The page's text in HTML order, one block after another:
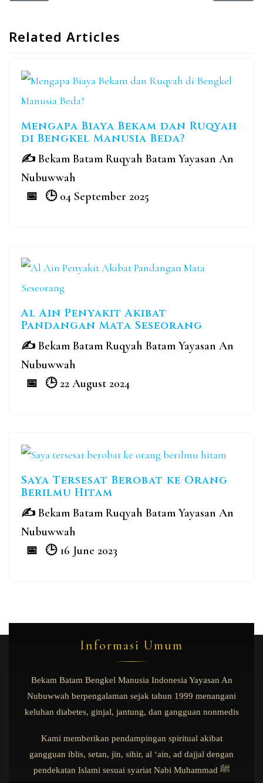
Related Articles
Mengapa Biaya Bekam dan Ruqyah
di Bengkel Manusia Beda?
Bekam Batam Ruqyah Batam Yayasan An
Nubuwwah
04 September 2025
Al Ain Penyakit Akibat
Pandangan Mata Seseorang
Bekam Batam Ruqyah Batam Yayasan An
Nubuwwah
22 August 2024
Saya Tersesat Berobat ke Orang
Berilmu Hitam
Bekam Batam Ruqyah Batam Yayasan An
Nubuwwah
16 June 2023
Informasi Umum
Bekam Batam Bengkel Manusia Indonesia Yayasan An
Nubuwwah berpengalaman sejak tahun 1999 menangani
keluhan diabetes, ginjal, jantung, dan gangguan nonmedis
Kami memberikan pendampingan spiritual akibat
gangguan iblis, setan, jin, sihir, al ‘ain, ad dajjal dengan
pendekatan Islami sesuai syariat Nabi Muhammad ﷺ